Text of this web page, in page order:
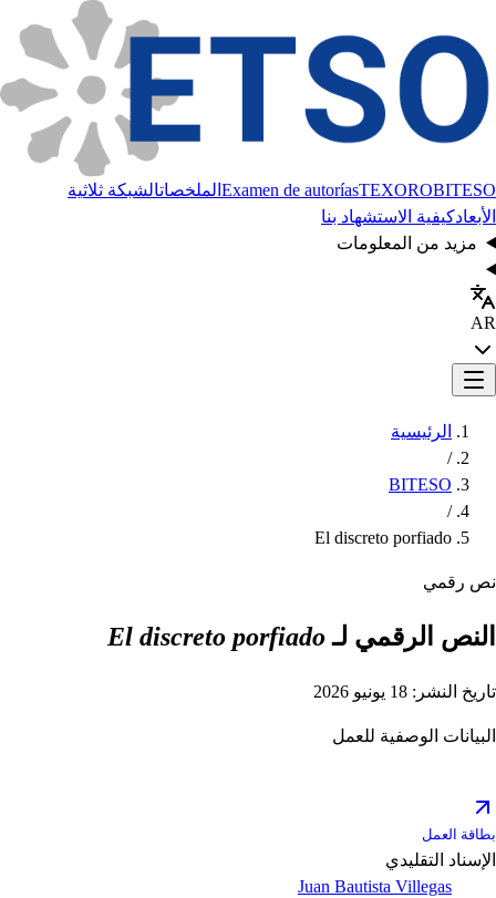
Examen de autoríasTEXOROBITESO الملخصاتالشبكة ثلاثية
الأبعادكيفية الاستشهاد بنا
مزيد من المعلومات
AR
الرئيسية
/
BITESO
/
El discreto porfiado
نص رقمي
النص الرقمي لـEl discreto porfiado
تاريخ النشر: 18 يونيو 2026
البيانات الوصفية للعمل
بطاقة العمل
الإسناد التقليدي
Juan Bautista Villegas